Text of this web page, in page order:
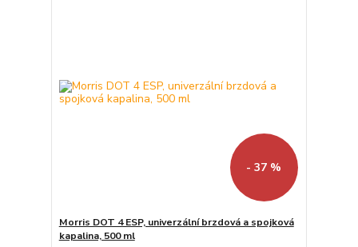
- 37 %
Morris DOT 4 ESP, univerzální brzdová a spojková
kapalina, 500 ml